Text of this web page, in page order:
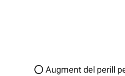
⭕ Augment del perill